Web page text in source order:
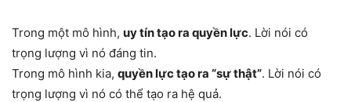
Trong một mô hình, uy tín tạo ra quyền lực. Lời nói có
trọng lượng vì nó đáng tin.
Trong mô hình kia, quyền lực tạo ra “sự thật”. Lời nói có
trọng lượng vì nó có thể tạo ra hệ quả.